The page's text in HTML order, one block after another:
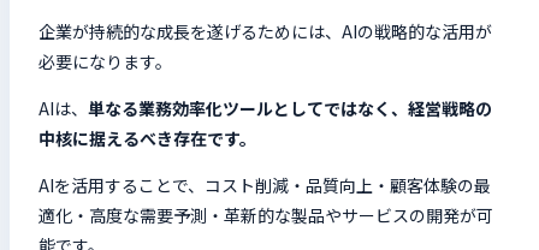
企業が持続的な成長を遂げるためには、AIの戦略的な活用が
必要になります。
AIは、 単なる業務効率化ツールとしてではなく、経営戦略の
中核に据えるべき存在です。
AIを活用することで、コスト削減・品質向上・顧客体験の最
適化・高度な需要予測・革新的な製品やサービスの開発が可
能です。